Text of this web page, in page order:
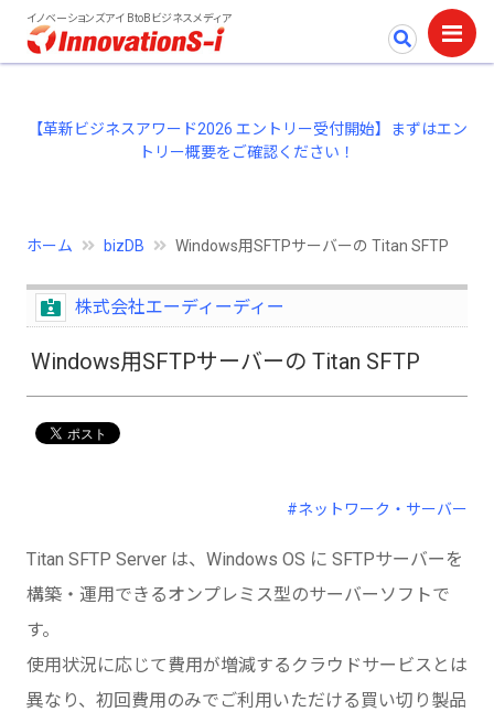
イノベーションズアイ BtoBビジネスメディア
【革新ビジネスアワード2026 エントリー受付開始】まずはエン
トリー概要をご確認ください！
ホーム bizDB Windows用SFTPサーバーの Titan SFTP
株式会社エーディーディー
Windows用SFTPサーバーの Titan SFTP
#ネットワーク・サーバー
Titan SFTP Server は、Windows OS に SFTPサーバーを
構築・運用できるオンプレミス型のサーバーソフトで
す。
使用状況に応じて費用が増減するクラウドサービスとは
異なり、初回費用のみでご利用いただける買い切り製品